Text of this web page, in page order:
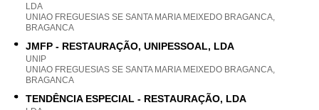
LDA
UNIAO FREGUESIAS SE SANTA MARIA MEIXEDO BRAGANCA,
BRAGANCA
JMFP - RESTAURAÇÃO, UNIPESSOAL, LDA
UNIP
UNIAO FREGUESIAS SE SANTA MARIA MEIXEDO BRAGANCA,
BRAGANCA
TENDÊNCIA ESPECIAL - RESTAURAÇÃO, LDA